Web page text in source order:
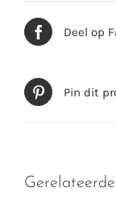
Deel op
Pin dit